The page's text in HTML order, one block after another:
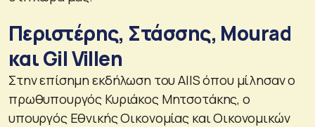
Περιστέρης, Στάσσης, Mourad
και Gil Villen
Στην επίσημη εκδήλωση του AIIS όπου μίλησαν ο
πρωθυπουργός Κυριάκος Μητσοτάκης, ο
υπουργός Εθνικής Οικονομίας και Οικονομικών